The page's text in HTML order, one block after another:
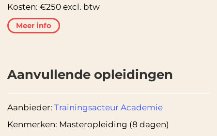
Kosten: €250 excl. btw
Meer info
Aanvullende opleidingen
Aanbieder: Trainingsacteur Academie
Kenmerken: Masteropleiding (8 dagen)